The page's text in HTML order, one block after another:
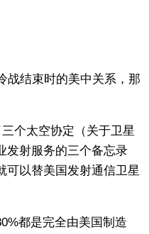
战结束时的美中关系，那
个太空协定（关于卫星
发射服务的三个备忘录
以替美国发射通信卫星
都是完全由美国制造